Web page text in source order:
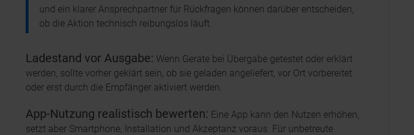
und ein klarer Ansprechpartner für Rückfragen können darüber entscheiden,
ob die Aktion technisch reibungslos läuft.
Ladestand vor Ausgabe: Wenn Geräte bei Übergabe getestet oder erklärt
werden, sollte vorher geklärt sein, ob sie geladen angeliefert, vor Ort vorbereitet
oder erst durch die Empfänger aktiviert werden.
App-Nutzung realistisch bewerten: Eine App kann den Nutzen erhöhen,
setzt aber Smartphone, Installation und Akzeptanz voraus. Für unbetreute